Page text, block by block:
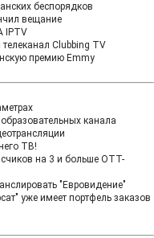
беспорядков
вещание
IPTV
Clubbing TV
премию Emmy
канала
ТВ!
на 3 и больше OTT-
"Евровидение"
уже имеет портфель заказов